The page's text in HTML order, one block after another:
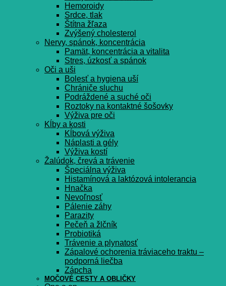
Hemoroidy
Srdce, tlak
Štítna žľaza
Zvýšený cholesterol
Nervy, spánok, koncentrácia
Pamät, koncentrácia a vitalita
Stres, úzkosť a spánok
Oči a uši
Bolesť a hygiena uší
Chrániče sluchu
Podráždené a suché oči
Roztoky na kontaktné šošovky
Výživa pre oči
Kĺby a kosti
Kĺbová výživa
Náplasti a gély
Výživa kostí
Žalúdok, črevá a trávenie
Špeciálna výživa
Histamínová a laktózová intolerancia
Hnačka
Nevoľnosť
Pálenie záhy
Parazity
Pečeň a žlčník
Probiotiká
Trávenie a plynatosť
Zápalové ochorenia tráviaceho traktu –
podporná liečba
Zápcha
MOČOVÉ CESTY A OBLIČKY